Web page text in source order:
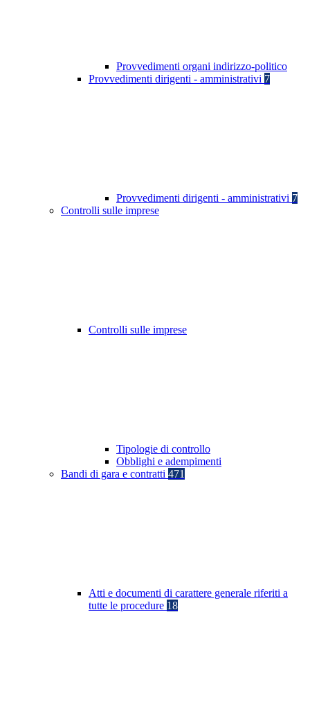
Provvedimenti organi indirizzo-politico
Provvedimenti dirigenti - amministrativi 7
Provvedimenti dirigenti - amministrativi 7
Controlli sulle imprese
Controlli sulle imprese
Tipologie di controllo
Obblighi e adempimenti
Bandi di gara e contratti 471
Atti e documenti di carattere generale riferiti a
tutte le procedure 18